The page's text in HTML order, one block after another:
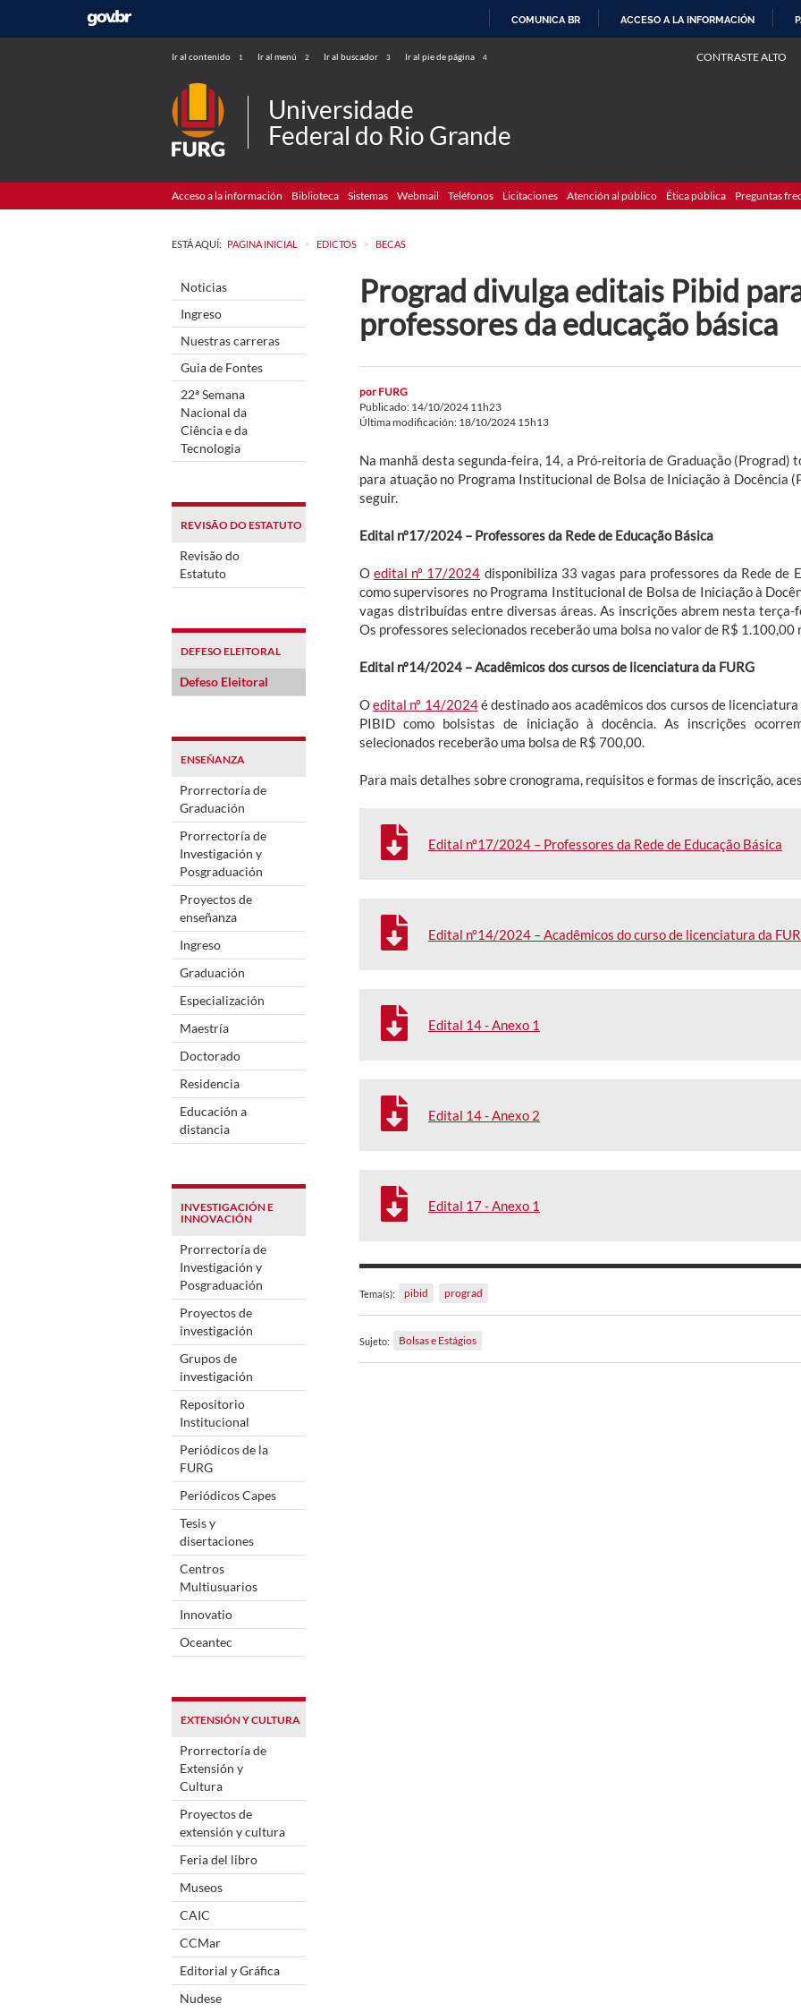
COMUNICA BR ACCESO A LA INFORMACIÓN
Ir al contenido 1 Ir al menú 2 Ir al buscador 3 Ir al pie de página 4 CONTRASTE ALTO
Universidade
Federal do Rio Grande
Acceso a la información Biblioteca Sistemas Webmail Teléfonos Licitaciones Atención al público Ética pública Preguntas
ESTÁ AQUÍ: PAGINA INICIAL > EDICTOS > BECAS
Noticias
Ingreso
Nuestras carreras
Guia de Fontes
22ª Semana
Nacional da
Ciência e da
Tecnologia
REVISÃO DO ESTATUTO
Revisão do
Estatuto
DEFESO ELEITORAL
Defeso Eleitoral
ENSEÑANZA
Prorrectoría de
Graduación
Prorrectoría de
Investigación y
Posgraduación
Proyectos de
enseñanza
Ingreso
Graduación
Especialización
Maestría
Doctorado
Residencia
Educación a
distancia
INVESTIGACIÓN E
INNOVACIÓN
Prorrectoría de
Investigación y
Posgraduación
Proyectos de
investigación
Grupos de
investigación
Repositorio
Institucional
Periódicos de la
FURG
Periódicos Capes
Tesis y
disertaciones
Centros
Multiusuarios
Innovatio
Oceantec
EXTENSIÓN Y CULTURA
Prorrectoría de
Extensión y
Cultura
Proyectos de
extensión y cultura
Feria del libro
Museos
CAIC
CCMar
Editorial y Gráfica
Nudese
Prograd divulga editais Pibid
professores da educação básica
por FURG
Publicado: 14/10/2024 11h23
Última modificación: 18/10/2024 15h13
Na manhã desta segunda-feira, 14, a Pró-reitoria de Graduação (Prograd)
para atuação no Programa Institucional de Bolsa de Iniciação à Docência
seguir.
Edital nº17/2024 – Professores da Rede de Educação Básica
Oedital nº 17/2024 disponibiliza 33 vagas para professores da Rede de
como supervisores no Programa Institucional de Bolsa de Iniciação à
vagas distribuídas entre diversas áreas. As inscrições abrem nesta
Os professores selecionados receberão uma bolsa no valor de R$ 1.100,00
Edital nº14/2024 – Acadêmicos dos cursos de licenciatura da FURG
Oedital nº 14/2024é destinado aos acadêmicos dos cursos de
PIBID como bolsistas de iniciação à docência. As inscrições
selecionados receberão uma bolsa de R$ 700,00.
Para mais detalhes sobre cronograma, requisitos e formas de inscrição,
Edital nº17/2024 – Professores da Rede de Educação Básica
Edital nº14/2024 – Acadêmicos do curso de licenciatura da
Edital 14 - Anexo 1
Edital 14 - Anexo 2
Edital 17 - Anexo 1
Tema(s): pibid prograd
Sujeto: Bolsas e Estágios